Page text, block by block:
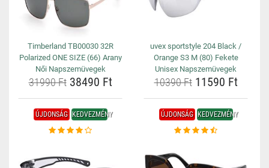
Timberland TB00030 32R
Polarized ONE SIZE (66) Arany
Női Napszemüvegek
31990 Ft38490 Ft
uvex sportstyle 204 Black /
Orange S3 M (80) Fekete
Unisex Napszemüvegek
10390 Ft11590 Ft
ÚJDONSÁG KEDVEZMÉNY ÚJDONSÁG KEDVEZMÉNY